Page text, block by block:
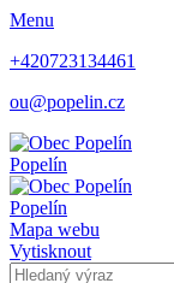
Menu
+420723134461
ou@popelin.cz
Popelín
Popelín
Mapa webu
Vytisknout